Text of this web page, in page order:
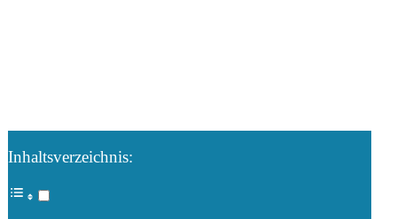
Inhaltsverzeichnis: